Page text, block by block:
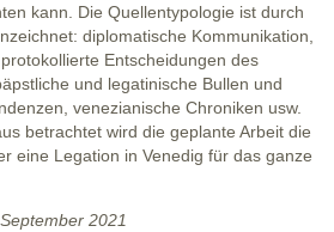
kann. Die Quellentypologie ist durch
diplomatische Kommunikation,
Entscheidungen des
und legatinische Bullen und
venezianische Chroniken usw.
betrachtet wird die geplante Arbeit die
eine Legation in Venedig für das ganze
2021